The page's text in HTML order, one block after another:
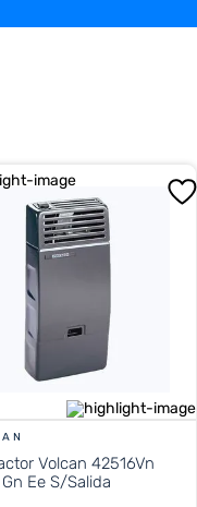
Volcan 42516Vn
Ee S/Salida